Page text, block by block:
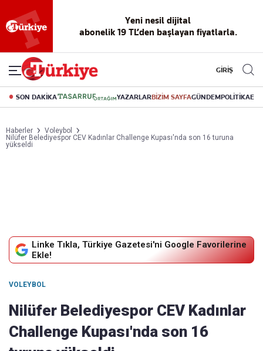
Yeni nesil dijital
abonelik 19 TL’den başlayan fiyatlarla.
GİRİŞ
SON DAKİKA YAZARLARBİZİM SAYFAGÜNDEMPOLİTİKA
Haberler
Voleybol
Nilüfer Belediyespor CEV Kadınlar Challenge Kupası'nda son 16 turuna
yükseldi
Linke Tıkla, Türkiye Gazetesi'ni Google Favorilerine
Ekle!
VOLEYBOL
Nilüfer Belediyespor CEV Kadınlar
Challenge Kupası'nda son 16